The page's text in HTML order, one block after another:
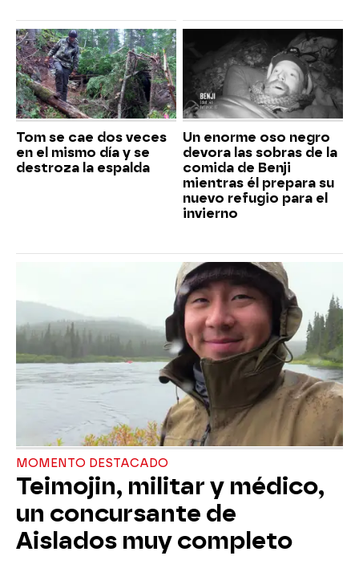
Tom se cae dos veces
en el mismo día y se
destroza la espalda
Un enorme oso negro
devora las sobras de la
comida de Benji
mientras él prepara su
nuevo refugio para el
invierno
MOMENTO DESTACADO
Teimojin, militar y médico,
un concursante de
Aislados muy completo